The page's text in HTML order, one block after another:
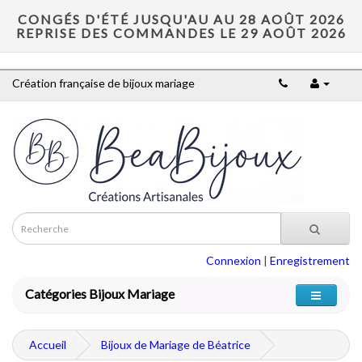
CONGÉS D'ÉTÉ JUSQU'AU AU 28 AOÛT 2026
REPRISE DES COMMANDES LE 29 AOÛT 2026
Création française de bijoux mariage
Connexion | Enregistrement
Catégories Bijoux Mariage
Accueil Bijoux de Mariage de Béatrice